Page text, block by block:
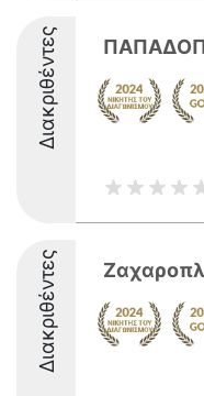
Διακριθέντες
Διακριθέντες